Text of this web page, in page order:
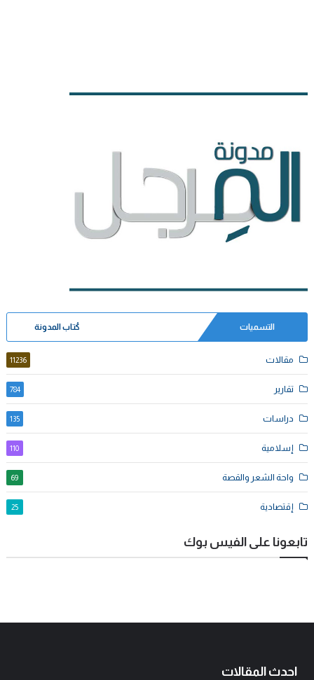
التسميات كُتاب المدونة
مقالات 11236
تقارير 784
دراسات 135
إسلامية 110
واحة الشعر والقصة 69
إقتصادية 25
تابعونا على الفيس بوك
احدث المقالات